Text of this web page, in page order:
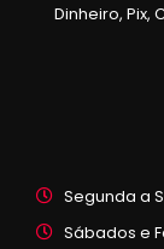
Dinheiro,
Segunda a
Sábados e